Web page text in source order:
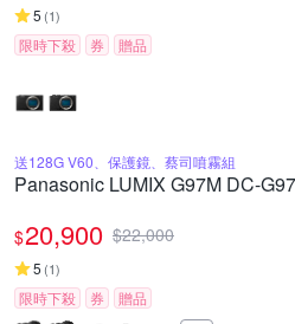
5 (1)
限時下殺 券 贈品
送128G V60、保護鏡、蔡司噴霧組
Panasonic LUMIX G97M DC-
$20,900 $22,000
5 (1)
限時下殺 券 贈品